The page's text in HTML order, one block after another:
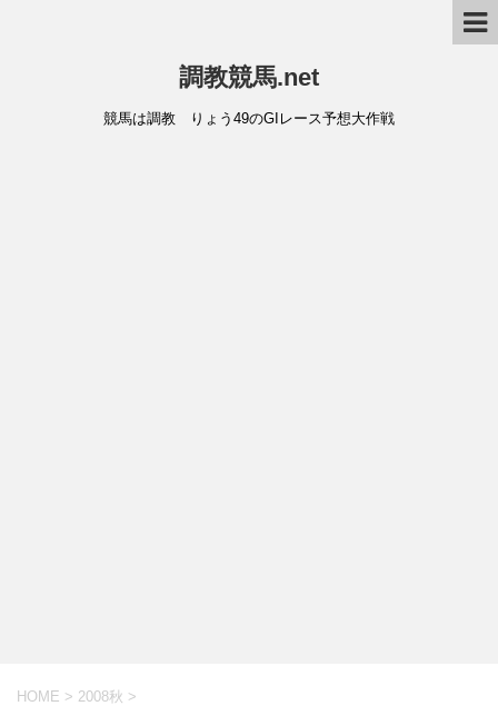
調教競馬.net
競馬は調教 りょう49のGIレース予想大作戦
HOME > 2008秋 >